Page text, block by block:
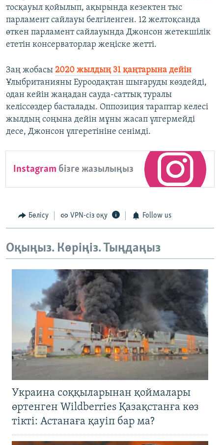
тосқауыл қойылып, ақырында кезектен тыс
парламент сайлауы белгіленген. 12 желтоқсанда
өткен парламент сайлауында Джонсон жетекшілік
ететін консерваторлар жеңіске жетті.
Заң жобасы 2020 жылдың 31 қаңтарына дейін
Ұлыбританияны Еуроодақтан шығаруды көздейді,
одан кейін жаңадан сауда-саттық туралы
келіссөздер басталады. Оппозиция тараптар келесі
жылдың соңына дейін мұны жасап үлгермейді
десе, Джонсон үлгеретініне сенімді.
Instagram бізге жазылыңыз
Бөлісу VPN-сіз оқу Follow us
Оқыңыз. Көріңіз. Тыңдаңыз
Украина соққыларынан қоймалары
өртенген Wildberries Қазақстанға көз
тікті: Астанаға қауіп бар ма?